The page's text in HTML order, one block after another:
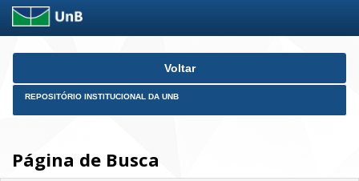
Skip
Voltar
REPOSITÓRIO INSTITUCIONAL DA UNB
Página de Busca